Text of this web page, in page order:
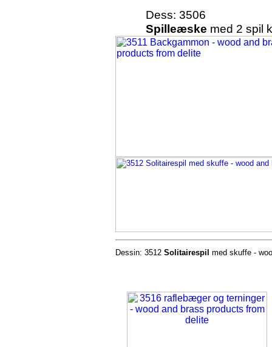
Dess: 3506
Spilleæske med 2 spil
Dessin: 3512 Solitairespil med skuffe -